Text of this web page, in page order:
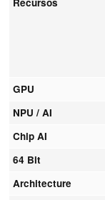
GPU
NPU / AI
Chip AI
64 Bit
Architecture